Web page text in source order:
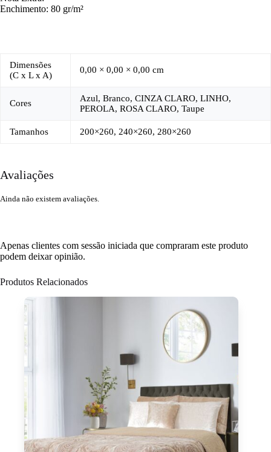
Enchimento: 80 gr/m²
Dimensões
(C x L x A)
0,00 × 0,00 × 0,00 cm
Cores
Azul, Branco, CINZA CLARO, LINHO,
PEROLA, ROSA CLARO, Taupe
Tamanhos 200×260, 240×260, 280×260
Avaliações
Ainda não existem avaliações.
Apenas clientes com sessão iniciada que compraram este produto
podem deixar opinião.
Produtos Relacionados